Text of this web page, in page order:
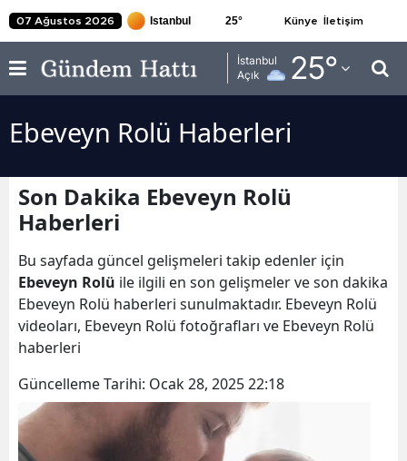
07 Ağustos 2026 25° Künye İletişim
İstanbul
Açık
25°
Adana
Adıyaman
Afyonkarahisar
Amasya
Antalya
Artvin
Balıkesir
Ebeveyn Rolü Haberleri
Son Dakika Ebeveyn Rolü
Haberleri
Bu sayfada güncel gelişmeleri takip edenler için
Ebeveyn Rolü ile ilgili en son gelişmeler ve son dakika
Ebeveyn Rolü haberleri sunulmaktadır. Ebeveyn Rolü
videoları, Ebeveyn Rolü fotoğrafları ve Ebeveyn Rolü
haberleri
Güncelleme Tarihi: Ocak 28, 2025 22:18